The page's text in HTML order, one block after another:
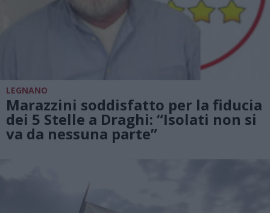
LEGNANO
Marazzini soddisfatto per la fiducia
dei 5 Stelle a Draghi: “Isolati non si
va da nessuna parte”